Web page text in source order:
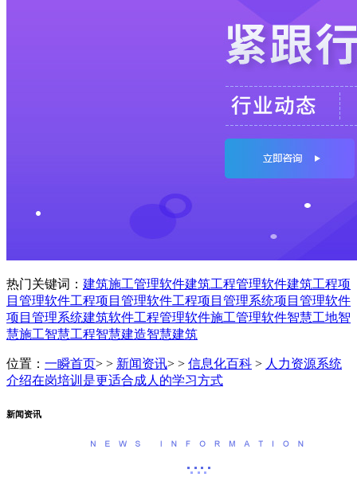
热门关键词： 建筑施工管理软件建筑工程管理软件建筑工程项
目管理软件工程项目管理软件工程项目管理系统项目管理软件
项目管理系统建筑软件工程管理软件施工管理软件智慧工地智
慧施工智慧工程智慧建造智慧建筑
位置： 一瞬首页> > 新闻资讯> > 信息化百科 > 人力资源系统
介绍在岗培训是更适合成人的学习方式
新闻资讯